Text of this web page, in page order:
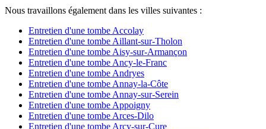
Nous travaillons également dans les villes suivantes :
Entretien d'une tombe Accolay
Entretien d'une tombe Aillant-sur-Tholon
Entretien d'une tombe Aisy-sur-Armançon
Entretien d'une tombe Ancy-le-Franc
Entretien d'une tombe Andryes
Entretien d'une tombe Annay-la-Côte
Entretien d'une tombe Annay-sur-Serein
Entretien d'une tombe Appoigny
Entretien d'une tombe Arces-Dilo
Entretien d'une tombe Arcy-sur-Cure